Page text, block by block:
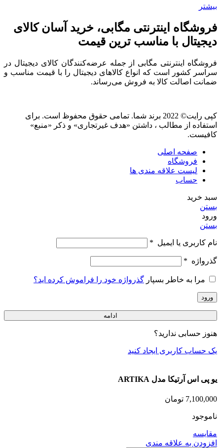
بیشتر
فروشگاه اینترنتی مگابی، خرید آسان کالای
دیجیتال با مناسب ترین قیمت
فروشگاه اینترنتی مگابی از جمله عرضه‌کنندگان کالای دیجیتال در
سراسر کشور است که انواع کالاهای دیجیتال را با قیمت مناسب و
ضمانت اصالت کالا به فروش می‌رساند.
کپی رایت© 2022 برند شما. تمامی حقوق محفوظ است. برای
استفاده از مطالب ، داشتن «هدف غیرتجاری» و ذکر «منبع»
کافیست.
صفحه اصلی
فروشگاه
لیست علاقه مندی ها
حساب
سبد خرید
بستن
ورود
بستن
نام کاربری یا ایمیل *
گذرواژه *
مرا به خاطر بسپار گذرواژه خود را فراموش کرده اید؟
ورود
ادامه
هنوز حسابی ندارید؟
یک حساب کاربری ایجاد کنید
یو پی اس آرتیکا مدل ARTIKA
7,100,000 تومان
ناموجود
مقایسه
افزودن به علاقه مندی